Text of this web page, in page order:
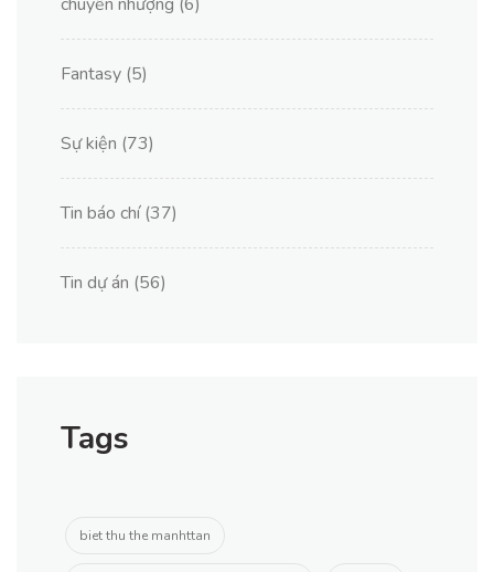
Fantasy (5)
Sự kiện (73)
Tin báo chí(37)
Tin dự án (56)
Tags
biet thu the manhttan